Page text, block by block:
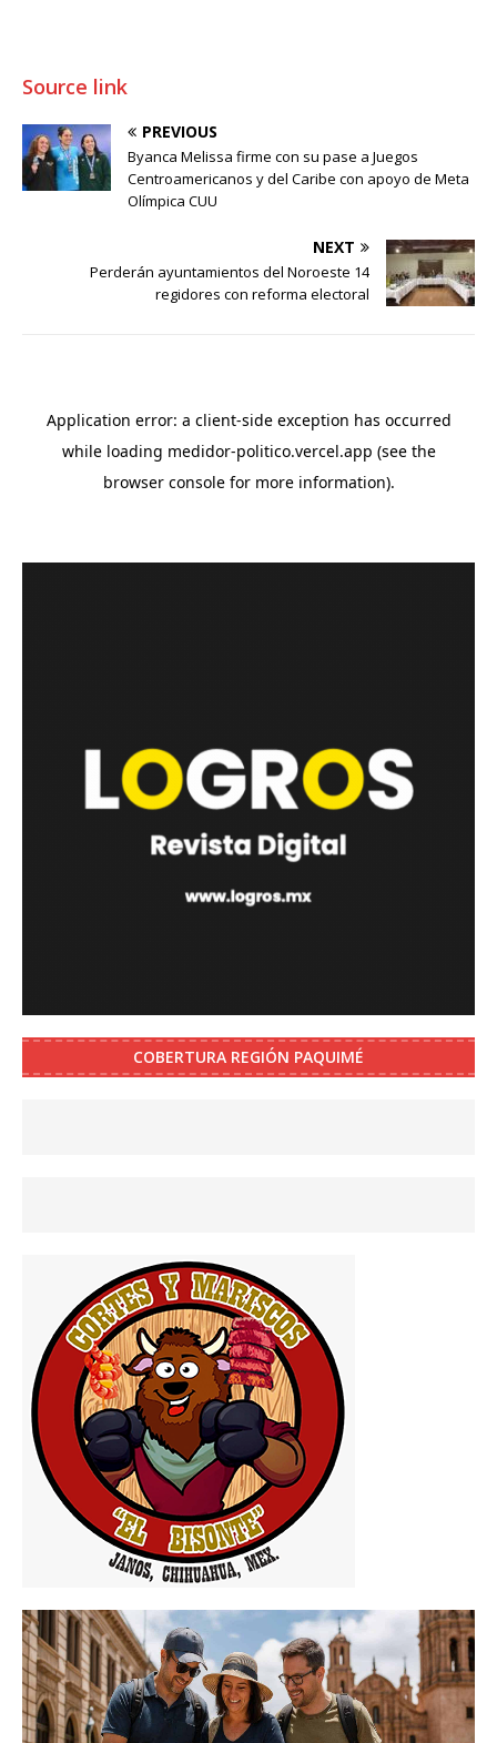
Source link
PREVIOUS
Byanca Melissa firme con su pase a Juegos
Centroamericanos y del Caribe con apoyo de Meta
Olímpica CUU
NEXT
Perderán ayuntamientos del Noroeste 14
regidores con reforma electoral
COBERTURA REGIÓN PAQUIMÉ